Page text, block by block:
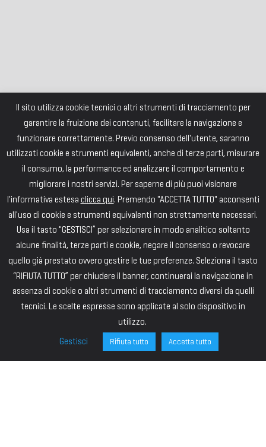
Il sito utilizza cookie tecnici o altri strumenti di tracciamento per
garantire la fruizione dei contenuti, facilitare la navigazione e
funzionare correttamente. Previo consenso dell'utente, saranno
utilizzati cookie e strumenti equivalenti, anche di terze parti, misurare
il consumo, la performance ed analizzare il comportamento e
migliorare i nostri servizi. Per saperne di più puoi visionare
l'informativa estesa clicca qui. Premendo "ACCETTA TUTTO" acconsenti
all'uso di cookie e strumenti equivalenti non strettamente necessari.
Usa il tasto "GESTISCI” per selezionare in modo analitico soltanto
alcune finalità, terze parti e cookie, negare il consenso o revocare
quello già prestato ovvero gestire le tue preferenze. Seleziona il tasto
“RIFIUTA TUTTO” per chiudere il banner, continuerai la navigazione in
assenza di cookie o altri strumenti di tracciamento diversi da quelli
tecnici. Le scelte espresse sono applicate al solo dispositivo in
utilizzo.
Gestisci
Rifiuta tutto Accetta tutto